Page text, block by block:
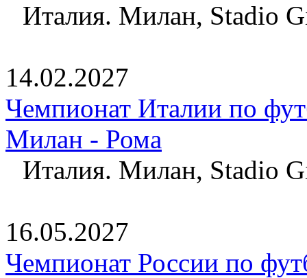
Италия. Милан, Stadio
14.02.2027
Чемпионат Италии по
Милан - Рома
Италия. Милан, Stadio
16.05.2027
Чемпионат России по